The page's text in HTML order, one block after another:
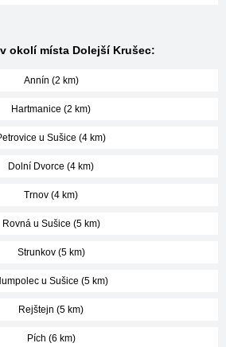
okolí místa Dolejší Krušec:
Annín (2 km)
Hartmanice (2 km)
u Sušice (4 km)
Dolní Dvorce (4 km)
Trnov (4 km)
Rovná u Sušice (5 km)
Strunkov (5 km)
u Sušice (5 km)
Rejštejn (5 km)
Pích (6 km)